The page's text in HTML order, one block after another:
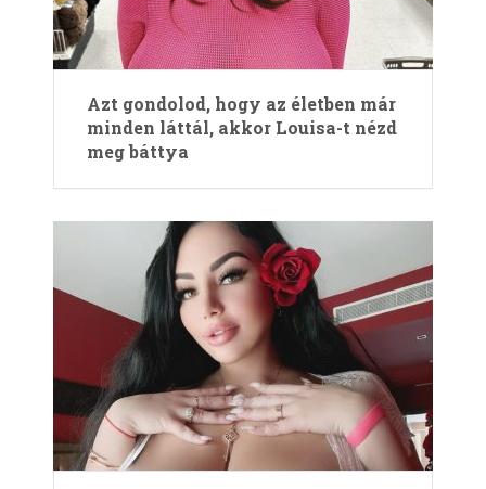
Azt gondolod, hogy az életben már
minden láttál, akkor Louisa-t nézd
meg báttya